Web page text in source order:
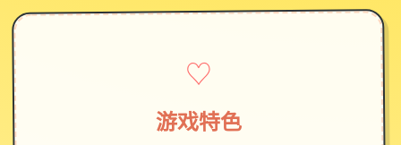
♡
游戏特色